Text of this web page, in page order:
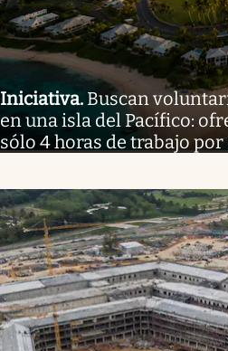
Iniciativa. Buscan
en una isla del Pacífico:
sólo 4 horas de trabajo por